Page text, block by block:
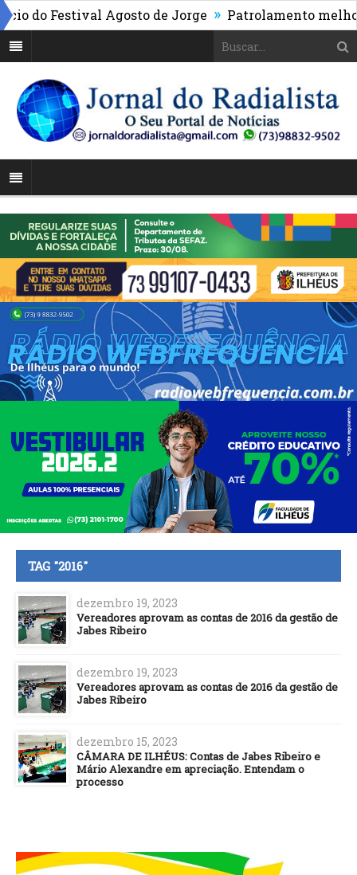
do Festival Agosto de Jorge » Patrolamento
TAG "2016"
dezembro 19, 2023
Vereadores aprovam as contas de 2016 da gestão de
Jabes Ribeiro
dezembro 19, 2023
Vereadores aprovam as contas de 2016 da gestão de
Jabes Ribeiro
dezembro 15, 2023
CÂMARA DE ILHÉUS: Contas de Jabes Ribeiro e
Mário Alexandre em apreciação. Entendam o
processo